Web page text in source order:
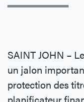
SAINT JOHN –
un jalon
protection des